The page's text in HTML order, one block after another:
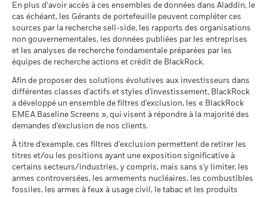
Régime fiscal PEA -
Tension
Ce que vous pourriez obtenir après
Rendement annuel moyen
Défavorable
Ce que vous pourriez obtenir après
Rendement annuel moyen
Intermédiaire
Ce que vous pourriez obtenir après
Rendement annuel moyen
Favorable
Ce que vous pourriez obtenir après
Rendement annuel moyen
Le scénario de tension montre ce que vous pourriez obtenir
dans des situations de marché extrêmes.
prospectus.
Pour consulter les méthodologies MSCI sur lesquelles
reposent les Caractéristiques de durabilité, utilisez les liens
ci-dessous.
Notation des fonds ESG MSCI
au 17/juil./2026
A
Pointage de qualité ESG
MSCI (0-10)
au 17/juil./2026
Classification mondiale des
fonds selon Lipper
au 17/juil./2026
Absolute Return USD
Medium
MSCI - Armes nucléaires
au 30/juin/2026
0,00%
MSCI - Armes à feu civiles
au 30/juin/2026
0,00%
MSCI - Tabac
au 30/juin/2026
MSCI - Contrevenants au
Pacte mondial des Nations
Unies
au 30/juin/2026
0,00%
MSCI - Charbon thermique
au 30/juin/2026
0,00%
MSCI - Sables bitumineux
au 30/juin/2026
0,00%
Sustainability related disclosure - BK_TO_AGG
(fr)
BlackRock Funds I ICAV - Prospectus (French
- Belgium^France)
BlackRock Funds I ICAV - Prospectus (English
- Austria^Belgium^Czech
Republic^Spain^Sweden^Switzerland^United
Kingdom)
BlackRock Funds I ICAV - Prospectus (French
- France)
En plus d’avoir accès à ces ensembles de données dans Aladdin, le
cas échéant, les Gérants de portefeuille peuvent compléter ces
sources par la recherche sell-side, les rapports des organisations
non gouvernementales, les données publiées par les entreprises
et les analyses de recherche fondamentale préparées par les
équipes de recherche actions et crédit de BlackRock.
Afin de proposer des solutions évolutives aux investisseurs dans
différentes classes d'actifs et styles d'investissement, BlackRock
a développé un ensemble de filtres d'exclusion, les « BlackRock
EMEA Baseline Screens », qui visent à répondre à la majorité des
demandes d'exclusion de nos clients.
À titre d'exemple, ces filtres d'exclusion permettent de retirer les
titres et/ou les positions ayant une exposition significative à
certains secteurs/industries, y compris, mais sans s'y limiter, les
armes controversées, les armements nucléaires, les combustibles
fossiles, les armes à feux à usage civil, le tabac et les produits